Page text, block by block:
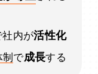
社内が活性化
で成長する